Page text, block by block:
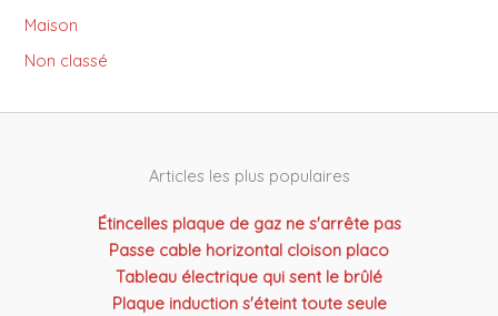
Maison
Non classé
Articles les plus populaires
Étincelles plaque de gaz ne s'arrête pas
Passe cable horizontal cloison placo
Tableau électrique qui sent le brûlé
Plaque induction s'éteint toute seule